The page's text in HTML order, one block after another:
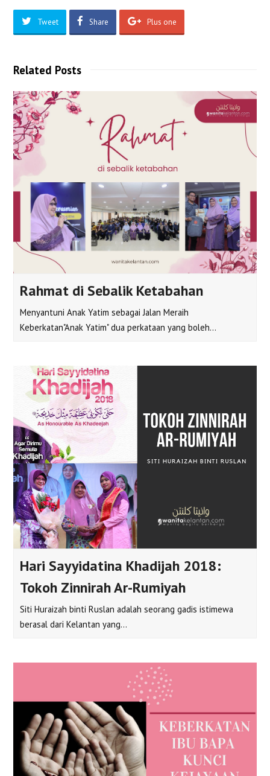
Tweet Share Plus one
Related Posts
Rahmat di Sebalik Ketabahan
Menyantuni Anak Yatim sebagai Jalan Meraih
Keberkatan"Anak Yatim" dua perkataan yang boleh…
Hari Sayyidatina Khadijah 2018:
Tokoh Zinnirah Ar-Rumiyah
Siti Huraizah binti Ruslan adalah seorang gadis istimewa
berasal dari Kelantan yang…